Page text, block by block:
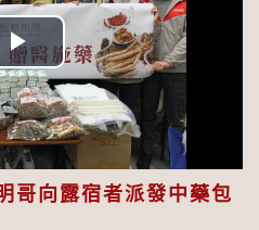
Play
Video
哥向露宿者派發中藥包